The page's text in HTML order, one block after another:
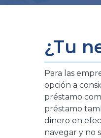
¿Tu
Para las
opción a
préstamo
préstamo
dinero en
navegar y no